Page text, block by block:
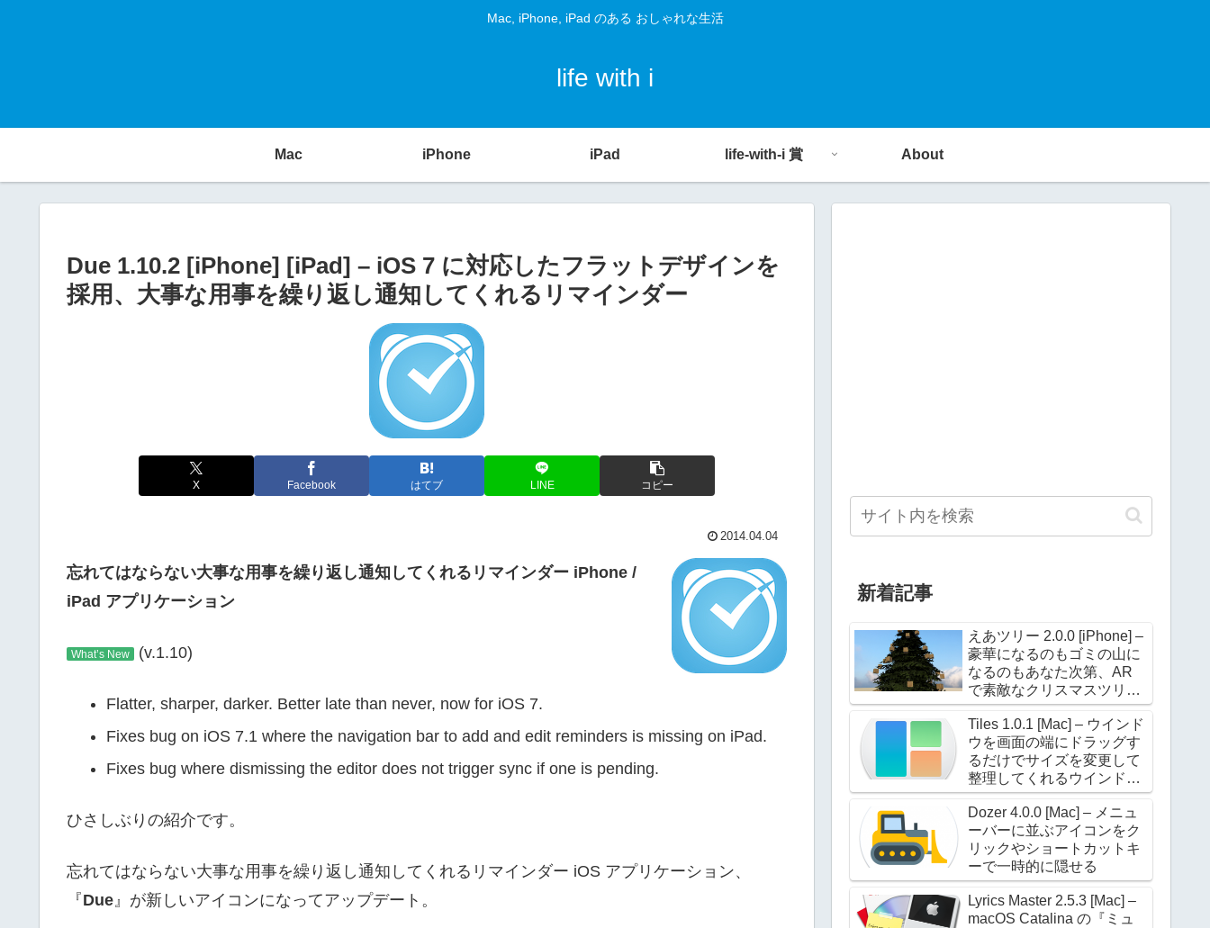
Mac, iPhone, iPad のある おしゃれな生活
life with i
Mac iPhone iPad life-with-i 賞 About
Due 1.10.2 [iPhone] [iPad] – iOS 7 に対応したフラットデザインを
採用、大事な用事を繰り返し通知してくれるリマインダー
X Facebook はてブ LINE コピー
2014.04.04
忘れてはならない大事な用事を繰り返し通知してくれるリマインダー iPhone /
iPad アプリケーション
What’s New (v.1.10)
Flatter, sharper, darker. Better late than never, now for iOS 7.
Fixes bug on iOS 7.1 where the navigation bar to add and edit reminders is missing on iPad.
Fixes bug where dismissing the editor does not trigger sync if one is pending.
ひさしぶりの紹介です。
忘れてはならない大事な用事を繰り返し通知してくれるリマインダー iOS アプリケーション、
『Due 』が新しいアイコンになってアップデート。
新着記事
えあツリー 2.0.0 [iPhone] –
豪華になるのもゴミの山に
なるのもあなた次第、AR
で素敵なクリスマスツリー
を飾ろう！
Tiles 1.0.1 [Mac] – ウインド
ウを画面の端にドラッグす
るだけでサイズを変更して
整理してくれるウインドウ
マネージャー
Dozer 4.0.0 [Mac] – メニュ
ーバーに並ぶアイコンをク
リックやショートカットキ
ーで一時的に隠せる
Lyrics Master 2.5.3 [Mac] –
macOS Catalina の『ミュ